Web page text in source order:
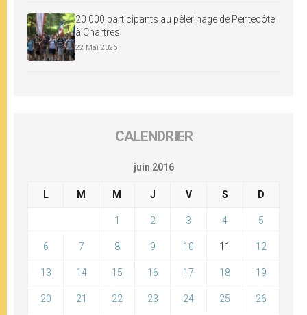
20 000 participants au pèlerinage de Pentecôte
à Chartres
22 Mai 2026
CALENDRIER
juin 2016
L M M J V S D
1 2 3 4 5
6 7 8 9 10 11 12
13 14 15 16 17 18 19
20 21 22 23 24 25 26